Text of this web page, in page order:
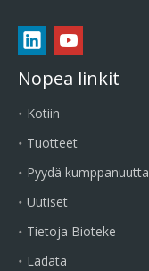
Nopea linkit
Kotiin
Tuotteet
Pyydä kumppanuutta
Uutiset
Tietoja Bioteke
Ladata